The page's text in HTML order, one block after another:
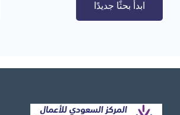
ابدأ بحثًا جديدًا